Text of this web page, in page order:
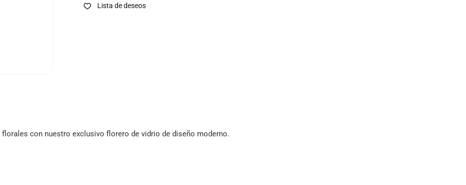
Lista de deseos
con nuestro exclusivo florero de vidrio de diseño moderno.